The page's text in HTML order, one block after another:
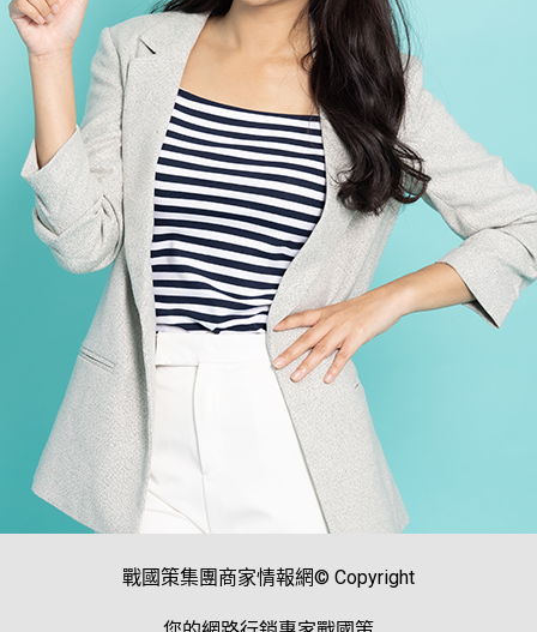
戰國策集團商家情報網© Copyright